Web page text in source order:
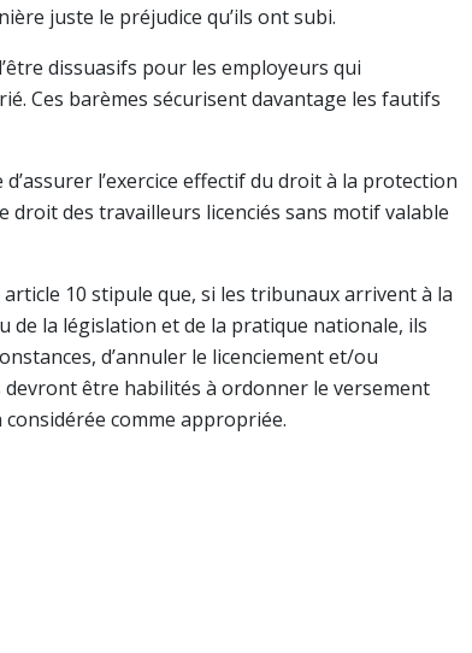
juste le préjudice qu’ils ont subi.
dissuasifs pour les employeurs qui
Ces barèmes sécurisent davantage les fautifs
l’exercice effectif du droit à la protection
droit des travailleurs licenciés sans motif valable
article 10 stipule que, si les tribunaux arrivent à la
de la législation et de la pratique nationale, ils
d’annuler le licenciement et/ou
être habilités à ordonner le versement
comme appropriée.